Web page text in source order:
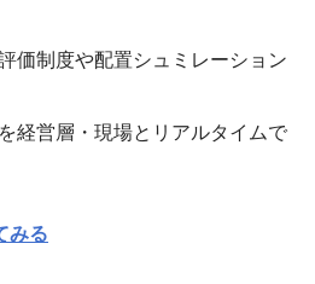
価制度や配置シュミレーション
経営層・現場とリアルタイムで
みる